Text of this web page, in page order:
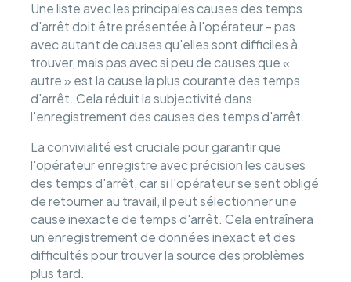
Une liste avec les principales causes des temps
d'arrêt doit être présentée à l'opérateur - pas
avec autant de causes qu'elles sont difficiles à
trouver, mais pas avec si peu de causes que «
autre » est la cause la plus courante des temps
d'arrêt. Cela réduit la subjectivité dans
l'enregistrement des causes des temps d'arrêt.
La convivialité est cruciale pour garantir que
l'opérateur enregistre avec précision les causes
des temps d'arrêt, car si l'opérateur se sent obligé
de retourner au travail, il peut sélectionner une
cause inexacte de temps d'arrêt. Cela entraînera
un enregistrement de données inexact et des
difficultés pour trouver la source des problèmes
plus tard.